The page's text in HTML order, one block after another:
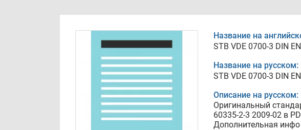
Название на
STB VDE 0700-3 DIN
Название на русском:
STB VDE 0700-3 DIN
Описание на русском:
Оригинальный
60335-2-3 2009-02 в
Дополнительная